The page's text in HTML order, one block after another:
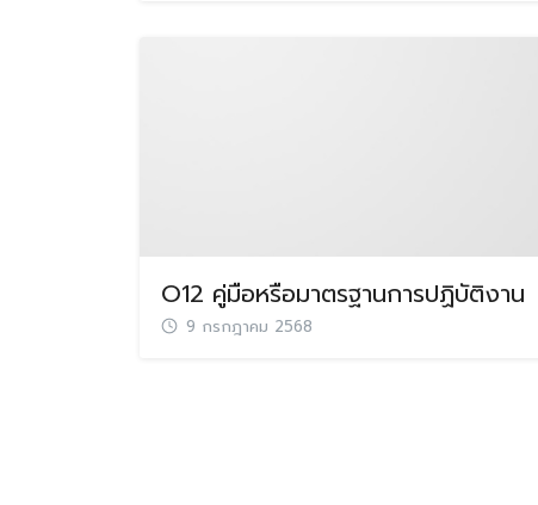
O12 คู่มือหรือมาตรฐานการปฏิบัติงาน
9 กรกฎาคม 2568